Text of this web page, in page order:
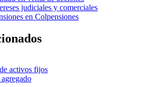
judiciales y comerciales
en Colpensiones
activos fijos